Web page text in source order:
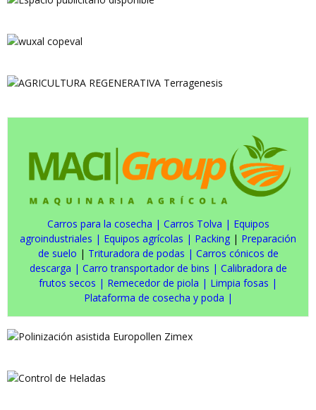
Carros para la cosecha | Carros Tolva | Equipos
agroindustriales | Equipos agrícolas | Packing | Preparación
de suelo | Trituradora de podas | Carros cónicos de
descarga | Carro transportador de bins | Calibradora de
frutos secos | Remecedor de piola | Limpia fosas |
Plataforma de cosecha y poda |